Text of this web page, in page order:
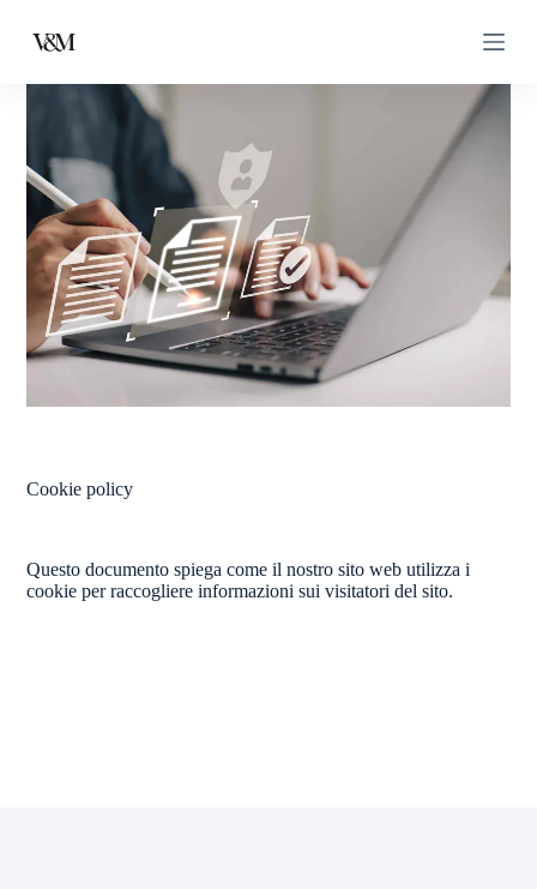
Cookie policy
Questo documento spiega come il nostro sito web utilizza i
cookie per raccogliere informazioni sui visitatori del sito.